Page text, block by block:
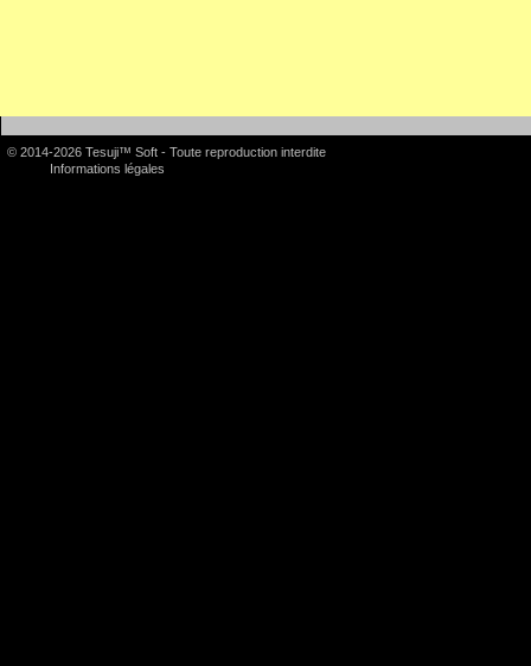
© 2014-2026 Tesuji™ Soft - Toute reproduction interdite
Informations légales